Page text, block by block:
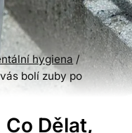
hygiena /
bolí zuby po
Dělat,